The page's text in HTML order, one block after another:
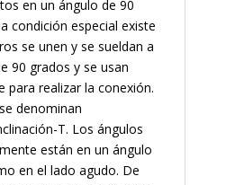
en un ángulo de 90
condición especial existe
se unen y se sueldan a
90 grados y se usan
para realizar la conexión.
denominan
T. Los ángulos
están en un ángulo
en el lado agudo. De